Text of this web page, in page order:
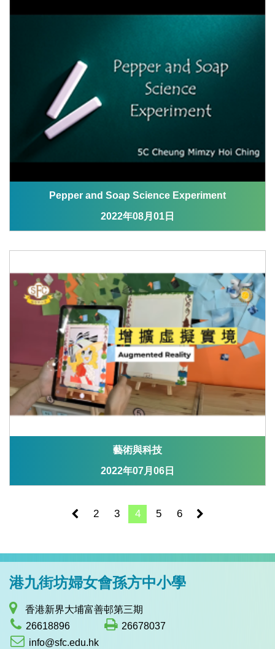
Pepper and Soap Science Experiment
2022年08月01日
藝術與科技
2022年07月06日
2 3 4 5 6
港九街坊婦女會孫方中小學
香港新界大埔富善邨第三期
26618896
26678037
info@sfc.edu.hk